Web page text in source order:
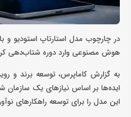
هوش مصنوعی وارد دوره شتاب‌دهی
به گزارش کاماپرس، توسعه برند و
ایده‌ها بر اساس نیازهای یک سازمان
این مدل را برای توسعه راهکارهای